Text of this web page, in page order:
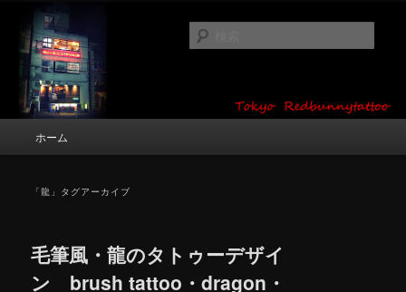
ン
ツ
東京 タトゥースタジオ 吉祥寺 Red
Bunny Tattoo タトゥーデザイン・タ
トゥー画像
タトゥーデザイン・画像の紹介（和彫り・ワンポイント・girl tattoo）
ホーム
「龍 」タグアーカイブ
毛筆風・龍のタトゥーデザイ
ン brush tattoo・dragon・